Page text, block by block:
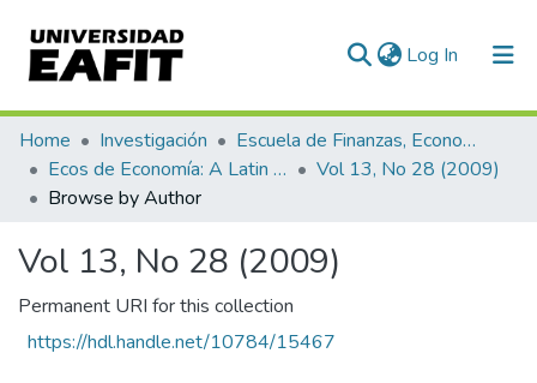
Log In (current)
Communities & Collections
All of DSpace
Home Investigación
Escuela de Finanzas, Economía y Gobierno
Ecos de Economía: A Latin American Journal of Applied Economics
Vol 13, No 28 (2009)
Browse by Author
Vol 13, No 28 (2009)
Permanent URI for this collection
https://hdl.handle.net/10784/15467